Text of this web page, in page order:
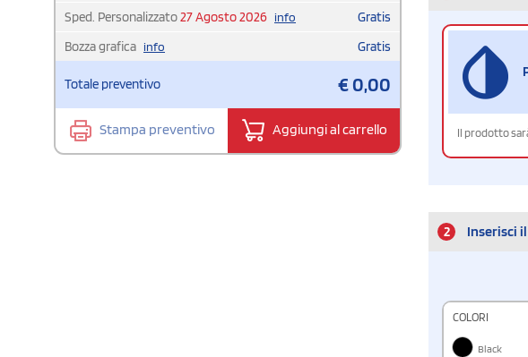
Sped. Personalizzato27 Agosto 2026 info
Gratis
Bozza grafica info Gratis
Totale preventivo €0,00
Stampa preventivo Aggiungi al carrello Il prodotto
2 Inserisci
COLORI
Black